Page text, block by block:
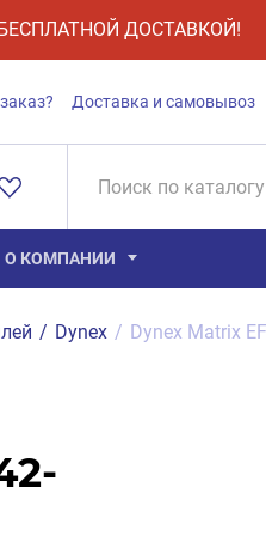
ДОСТАВКОЙ!
Доставка и самовывоз
О КОМПАНИИ
/ Dynex / Dynex Matrix